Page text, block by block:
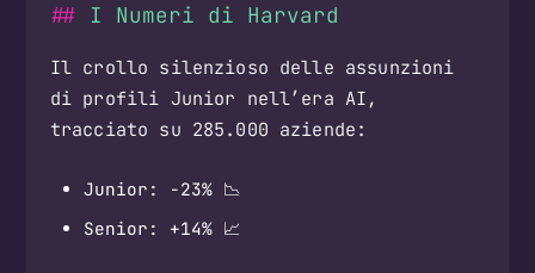
I Numeri di Harvard
Il crollo silenzioso delle assunzioni
di profili Junior nell’era AI,
tracciato su 285.000 aziende:
Junior: -23% 📉
Senior: +14% 📈